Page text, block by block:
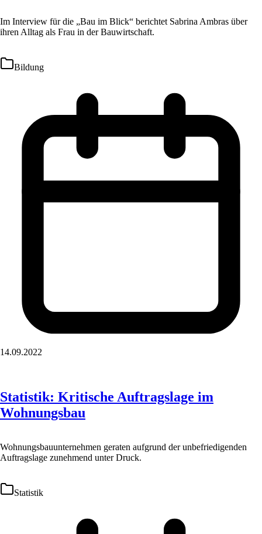
Im Interview für die „Bau im Blick“ berichtet Sabrina Ambras über
ihren Alltag als Frau in der Bauwirtschaft.
Bildung
14.09.2022
Statistik: Kritische Auftragslage im
Wohnungsbau
Wohnungsbauunternehmen geraten aufgrund der unbefriedigenden
Auftragslage zunehmend unter Druck.
Statistik